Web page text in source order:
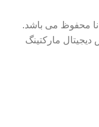
محفوظ می باشد.
مارکتینگ